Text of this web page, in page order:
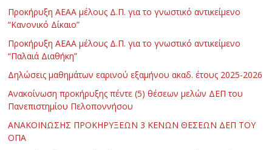
Προκήρυξη ΑΕΑΑ μέλους Δ.Π. για το γνωστικό αντικείμενο
“Κανονικό Δίκαιο”
Προκήρυξη ΑΕΑΑ μέλους Δ.Π. για το γνωστικό αντικείμενο
“Παλαιά Διαθήκη”
Δηλώσεις μαθημάτων εαρινού εξαμήνου ακαδ. έτους 2025-2026
Ανακοίνωση προκήρυξης πέντε (5) θέσεων μελών ΔΕΠ του
Πανεπιστημίου Πελοποννήσου
ΑΝΑΚΟΙΝΩΣΗΣ ΠΡΟΚΗΡΥΞΕΩΝ 3 ΚΕΝΩΝ ΘΕΣΕΩΝ ΔΕΠ ΤΟΥ
ΟΠΑ